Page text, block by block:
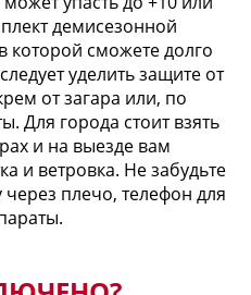
демисезонной
которой сможете долго
уделить защите от
от загара или, по
Для города стоит взять
и на выезде вам
и ветровка. Не забудьте
плечо, телефон для